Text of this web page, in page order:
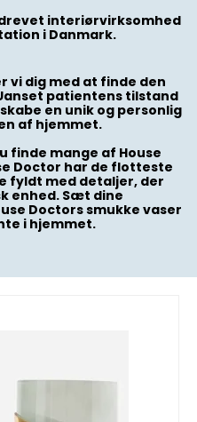
interiørvirksomhed
i Danmark.
vi dig med at finde den
patientens tilstand
en unik og personlig
af hjemmet.
finde mange af House
Doctor har de flotteste
fyldt med detaljer, der
enhed. Sæt dine
Doctors smukke vaser
i hjemmet.